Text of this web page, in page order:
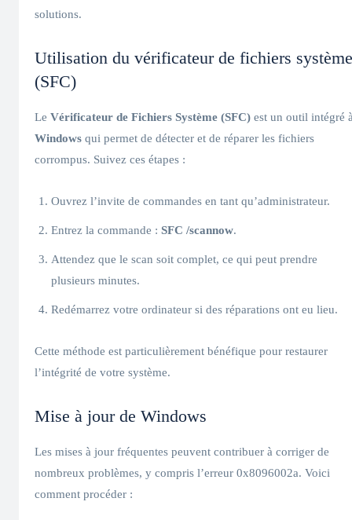
solutions.
Utilisation du vérificateur de fichiers système
(SFC)
Le Vérificateur de Fichiers Système (SFC) est un outil intégré
Windows qui permet de détecter et de réparer les fichiers
corrompus. Suivez ces étapes :
Ouvrez l’invite de commandes en tant qu’administrateur.
Entrez la commande : SFC /scannow.
Attendez que le scan soit complet, ce qui peut prendre
plusieurs minutes.
Redémarrez votre ordinateur si des réparations ont eu lieu.
Cette méthode est particulièrement bénéfique pour restaurer
l’intégrité de votre système.
Mise à jour de Windows
Les mises à jour fréquentes peuvent contribuer à corriger de
nombreux problèmes, y compris l’erreur 0x8096002a. Voici
comment procéder :